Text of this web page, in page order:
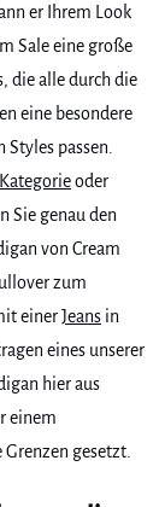
Styles passen.
oder
Sie genau den
von Cream
zum
einerJeansin
eines unserer
hier aus
einem
gesetzt.
online